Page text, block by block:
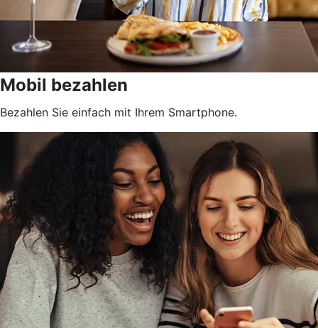
Mobil bezahlen
Bezahlen Sie einfach mit Ihrem Smartphone.